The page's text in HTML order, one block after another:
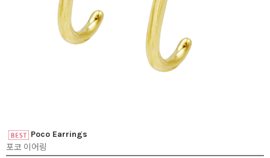
Poco Earrings
포코 이어링